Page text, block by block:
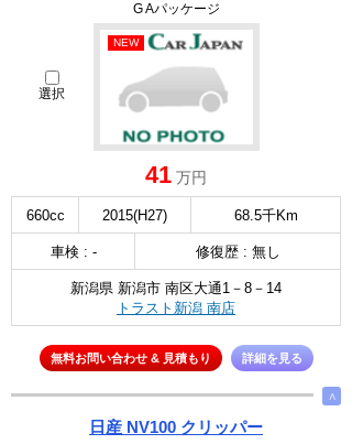
G Aパッケージ
選択
NEW
41 万円
660cc 2015(H27) 68.5千Km
車検 : - 修復歴 : 無し
新潟県 新潟市 南区大通1－8－14
トラスト新潟 南店
無料お問い合わせ & 見積もり 詳細を見る
∧
日産 NV100 クリッパー